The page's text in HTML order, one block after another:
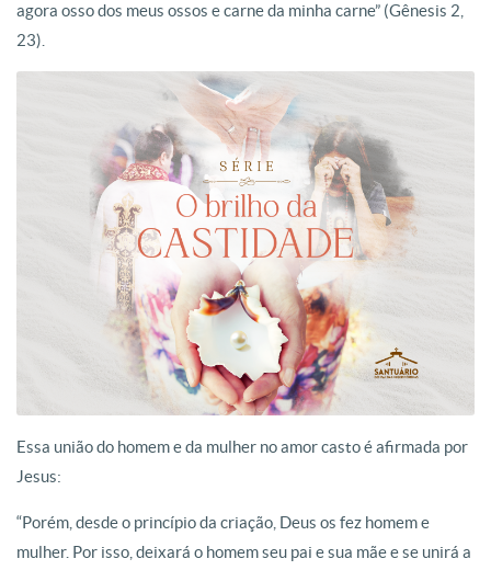
agora osso dos meus ossos e carne da minha carne” (Gênesis 2,
23).
Essa união do homem e da mulher no amor casto é afirmada por
Jesus:
“Porém, desde o princípio da criação, Deus os fez homem e
mulher. Por isso, deixará o homem seu pai e sua mãe e se unirá a